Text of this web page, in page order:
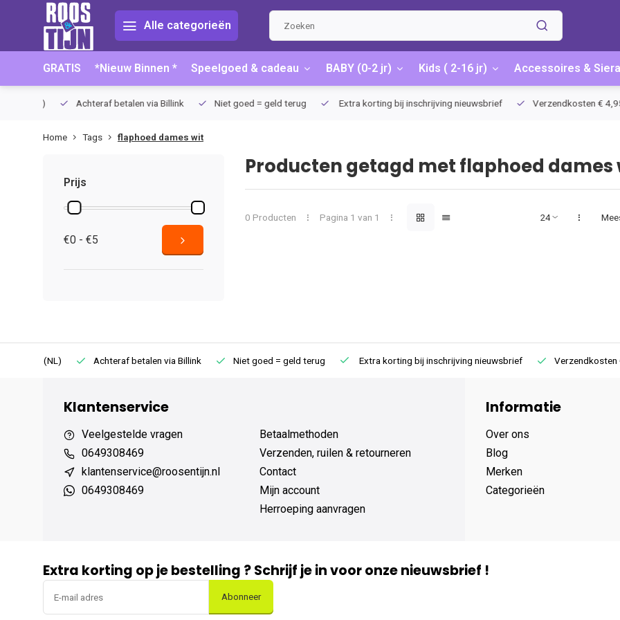
Alle categorieën
GRATIS *Nieuw Binnen * Speelgoed & cadeau BABY (0-2 jr) Kids ( 2-16 jr) Accessoires &
Achteraf betalen via Billink Niet goed = geld terug Extra korting bij inschrijving nieuwsbrief Verzendkosten € 4,95 /
Home Tags flaphoed dames wit
Prijs
€0 - €5
Producten getagd met flaphoed dames
0 Producten Pagina 1 van 1
Achteraf betalen via Billink Niet goed = geld terug Extra korting bij inschrijving nieuwsbrief Verzendkosten € 4,95
Klantenservice
Veelgestelde vragen
0649308469
klantenservice@roosentijn.nl
0649308469
Betaalmethoden
Verzenden, ruilen & retourneren
Contact
Mijn account
Herroeping aanvragen
Informatie
Over ons
Blog
Merken
Categorieën
Extra korting op je bestelling ? Schrijf je in voor onze nieuwsbrief !
Abonneer